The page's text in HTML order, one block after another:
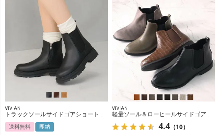
VIVIAN
トラックソールサイドゴアショートブーツ
送料無料 即納
VIVIAN
軽量ソール＆ローヒールサイドゴアショートブーツ
4.4 （10）